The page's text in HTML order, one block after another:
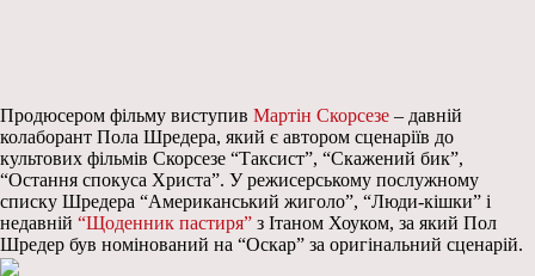
Продюсером фільму виступив Мартін Скорсезе – давній
колаборант Пола Шредера, який є автором сценаріїв до
культових фільмів Скорсезе “Таксист”, “Скажений бик”,
“Остання спокуса Христа”. У режисерському послужному
списку Шредера “Американський жиголо”, “Люди-кішки” і
недавній “Щоденник пастиря” з Ітаном Хоуком, за який Пол
Шредер був номінований на “Оскар” за оригінальний сценарій.